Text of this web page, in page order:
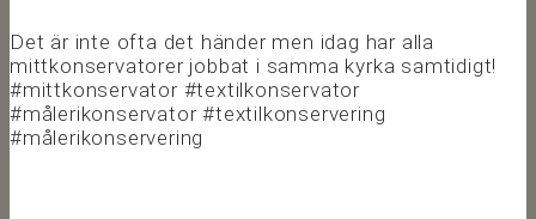
Det är inte ofta det händer men idag har alla
mittkonservatorer jobbat i samma kyrka samtidigt!
#mittkonservator #textilkonservator
#målerikonservator #textilkonservering
#målerikonservering